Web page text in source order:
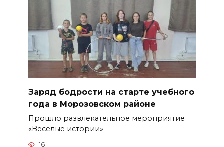
Заряд бодрости на старте учебного
года в Морозовском районе
Прошло развлекательное мероприятие
«Веселые истории»
16